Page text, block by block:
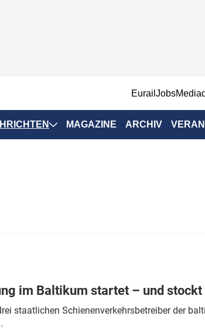
EurailJobs
& Ausrüstung
MAGAZINE ARCHIV
im Baltikum startet – und stockt
staatlichen Schienenverkehrsbetreiber der